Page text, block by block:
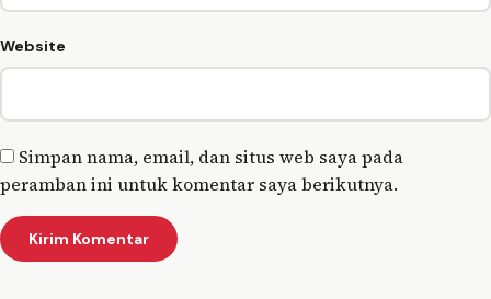
Website
Simpan nama, email, dan situs web saya pada
peramban ini untuk komentar saya berikutnya.